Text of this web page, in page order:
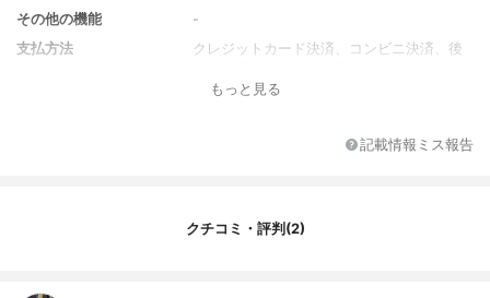
その他の機能
-
支払方法
クレジットカード決済、コンビニ決済、後
行振込決済、PayPal決済
もっと見る
記載情報ミス報告
クチコミ・評判(2)